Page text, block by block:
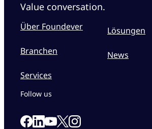
Value conversation.
Über Foundever
Branchen
Services
Lösungen
News
Follow us
Link to our Facebook page
Link to our Linkedin page
Link to our Youtube page
Link to our X page
Link to our Instagram